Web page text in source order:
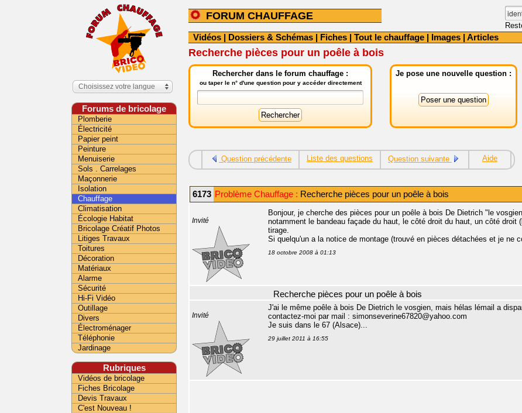
FORUM CHAUFFAGE
Vidéos | Dossiers & Schémas | Fiches | Tout le chauffage | Images | Articles
Recherche pièces pour un poêle à bois
Rechercher dans le forum chauffage :
ou taper le n° d'une question pour y accéder directement
Je pose une nouvelle question :
Question précédente Liste des questions Question suivante Aide
6173 Problème Chauffage : Recherche pièces pour un poêle à bois
Invité
Bonjour, je cherche des pièces pour un poêle à bois De Dietrich "le
notamment le bandeau façade du haut, le côté droit du haut, un côté
tirage.
Si quelqu'un a la notice de montage (trouvé en pièces détachées et je ne
18 octobre 2008 à 01:13
Recherche pièces pour un poêle à bois
Invité
J'ai le même poêle à bois De Dietrich le vosgien, mais hélas lémail a
contactez-moi par mail : simonseverine67820@yahoo.com
Je suis dans le 67 (Alsace)...
29 juillet 2011 à 16:55
Choisissez votre langue
Forums de bricolage
Plomberie
Électricité
Papier peint
Peinture
Menuiserie
Sols . Carrelages
Maçonnerie
Isolation
Chauffage
Climatisation
Écologie Habitat
Bricolage Créatif Photos
Litiges Travaux
Toitures
Décoration
Matériaux
Alarme
Sécurité
Hi-Fi Vidéo
Outillage
Divers
Électroménager
Téléphonie
Jardinage
Rubriques
Vidéos de bricolage
Fiches Bricolage
Devis Travaux
C'est Nouveau !